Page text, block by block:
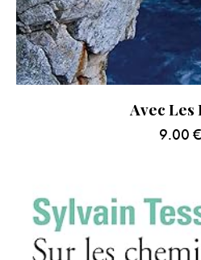
Avec Les
9.00 €